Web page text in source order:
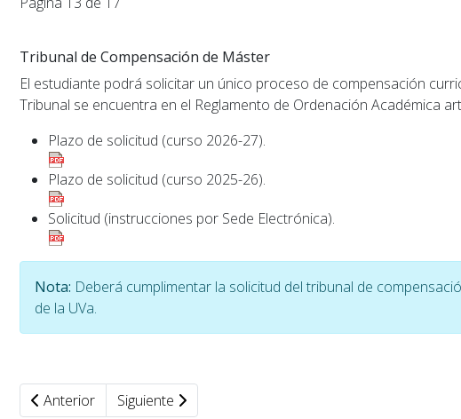
Tribunal de Compensación de Máster
El estudiante podrá solicitar un único proceso de compensación
Tribunal se encuentra en el Reglamento de Ordenación Académica
Plazo de solicitud (curso 2026-27).
Plazo de solicitud (curso 2025-26).
Solicitud (instrucciones por Sede Electrónica).
Nota: Deberá cumplimentar la solicitud del tribunal de
de la UVa.
Anterior Siguiente